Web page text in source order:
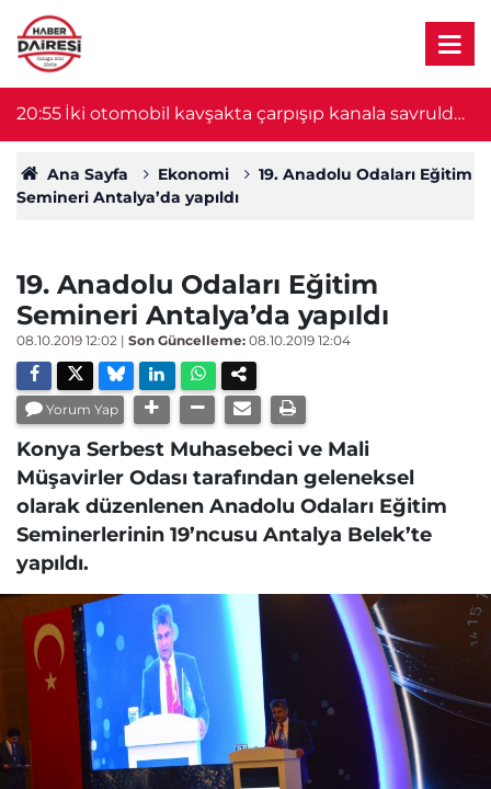
20:55 İki otomobil kavşakta çarpışıp kanala savruldu!
1 ölü, 8 yaralı var
Ana Sayfa Ekonomi
19. Anadolu Odaları Eğitim
Semineri Antalya’da yapıldı
19. Anadolu Odaları Eğitim
Semineri Antalya’da yapıldı
08.10.2019 12:02 | Son Güncelleme: 08.10.2019 12:04
Yorum Yap
Konya Serbest Muhasebeci ve Mali
Müşavirler Odası tarafından geleneksel
olarak düzenlenen Anadolu Odaları Eğitim
Seminerlerinin 19’ncusu Antalya Belek’te
yapıldı.